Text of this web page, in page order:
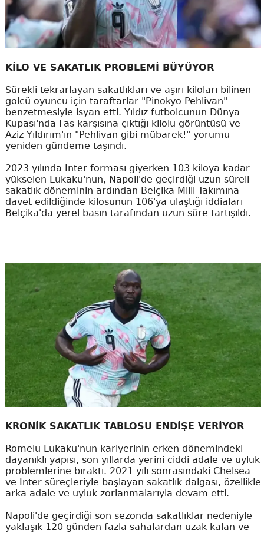
KİLO VE SAKATLIK PROBLEMİ BÜYÜYOR
Sürekli tekrarlayan sakatlıkları ve aşırı kiloları bilinen
golcü oyuncu için taraftarlar "Pinokyo Pehlivan"
benzetmesiyle isyan etti. Yıldız futbolcunun Dünya
Kupası'nda Fas karşısına çıktığı kilolu görüntüsü ve
Aziz Yıldırım'ın "Pehlivan gibi mübarek!" yorumu
yeniden gündeme taşındı.
2023 yılında Inter forması giyerken 103 kiloya kadar
yükselen Lukaku'nun, Napoli'de geçirdiği uzun süreli
sakatlık döneminin ardından Belçika Milli Takımına
davet edildiğinde kilosunun 106'ya ulaştığı iddiaları
Belçika'da yerel basın tarafından uzun süre tartışıldı.
KRONİK SAKATLIK TABLOSU ENDİŞE VERİYOR
Romelu Lukaku'nun kariyerinin erken dönemindeki
dayanıklı yapısı, son yıllarda yerini ciddi adale ve uyluk
problemlerine bıraktı. 2021 yılı sonrasındaki Chelsea
ve Inter süreçleriyle başlayan sakatlık dalgası, özellikle
arka adale ve uyluk zorlanmalarıyla devam etti.
Napoli'de geçirdiği son sezonda sakatlıklar nedeniyle
yaklaşık 120 günden fazla sahalardan uzak kalan ve